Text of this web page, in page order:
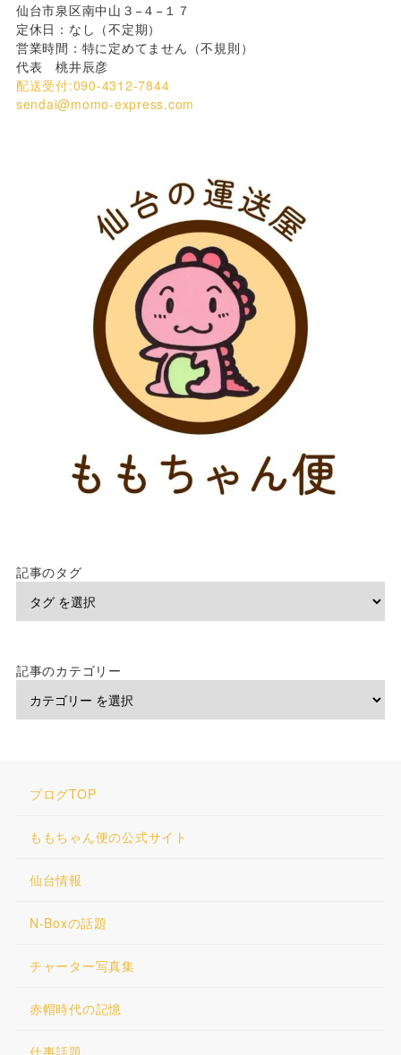
仙台市泉区南中山３−４−１７
定休日：なし（不定期）
営業時間：特に定めてません（不規則）
代表 桃井辰彦
配送受付:090-4312-7844
sendai@momo-express.com
記事のタグ
記事のカテゴリー
ブログTOP
ももちゃん便の公式サイト
仙台情報
N-Boxの話題
チャーター写真集
赤帽時代の記憶
仕事話題